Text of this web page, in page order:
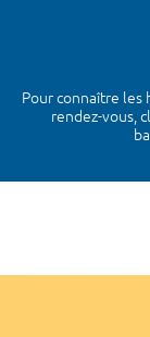
Pour connaître les
rendez-vous,